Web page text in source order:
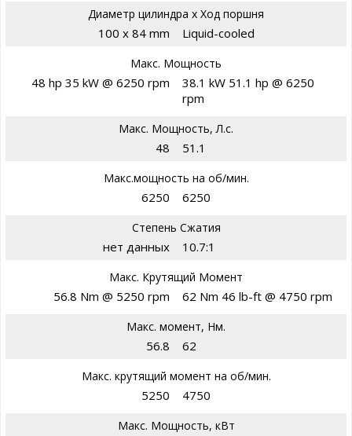
Диаметр цилиндра х Ход поршня
100 x 84 mm Liquid-cooled
Макс. Мощность
48 hp 35 kW @ 6250 rpm
38.1 kW 51.1 hp @ 6250
rpm
Макс. Мощность, Л.с.
48 51.1
Макс.мощность на об/мин.
6250 6250
Степень Сжатия
нет данных 10.7:1
Макс. Крутящий Момент
56.8 Nm @ 5250 rpm 62 Nm 46 lb-ft @ 4750 rpm
Макс. момент, Нм.
56.8 62
Макс. крутящий момент на об/мин.
5250 4750
Макс. Мощность, кВт